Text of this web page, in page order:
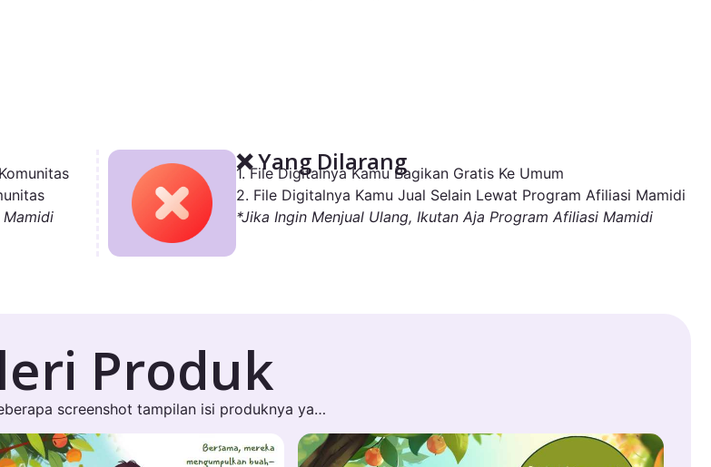
Mamidi
❌ Yang Dilarang
1. File Digitalnya Kamu Bagikan Gratis Ke Umum
2. File Digitalnya Kamu Jual Selain Lewat Program Afiliasi Mamidi
*Jika Ingin Menjual Ulang, Ikutan Aja Program Afiliasi Mamidi
Produk
screenshot tampilan isi produknya ya…